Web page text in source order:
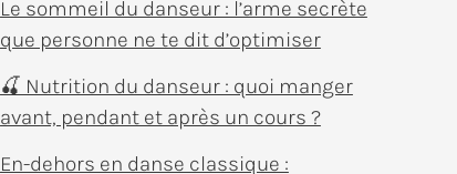
Le sommeil du danseur : l’arme secrète
que personne ne te dit d’optimiser
🍒 Nutrition du danseur : quoi manger
avant, pendant et après un cours ?
En-dehors en danse classique :